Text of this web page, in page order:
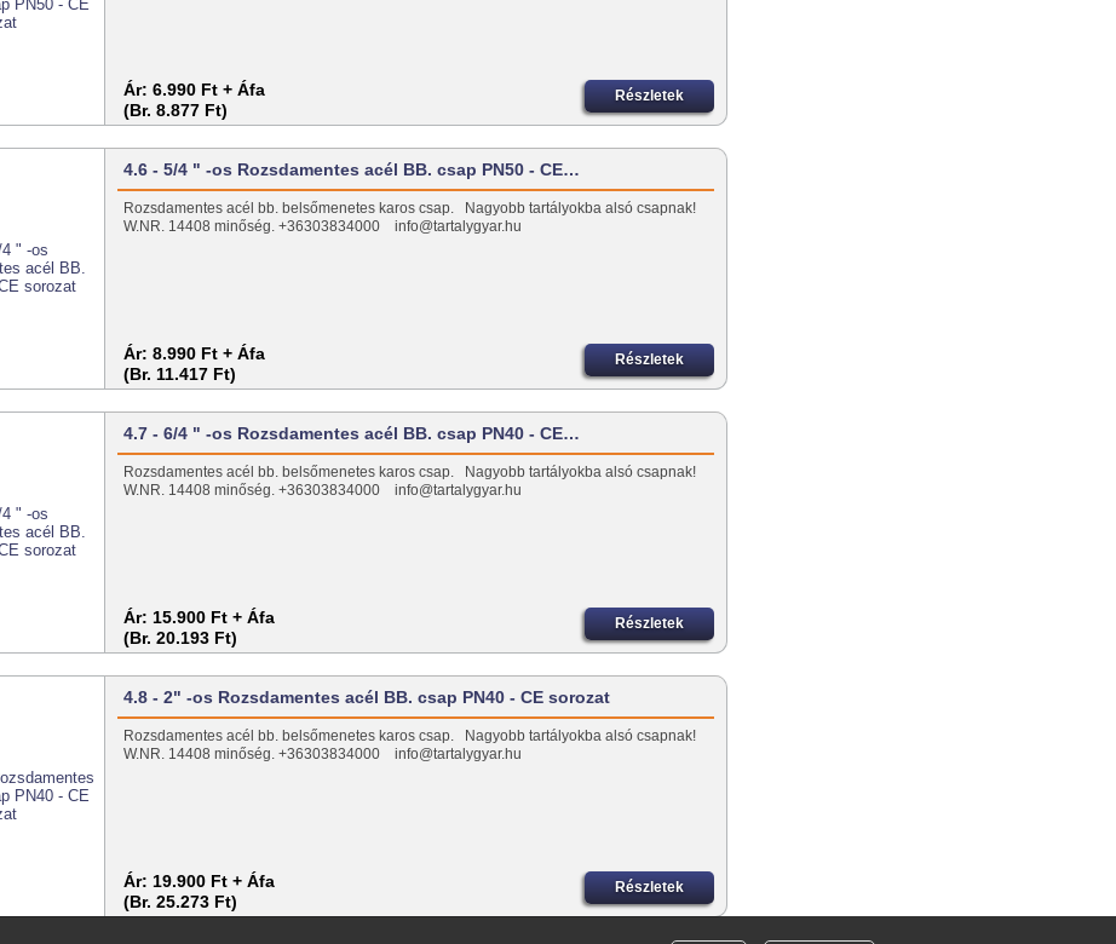
Ár: 6.990 Ft + Áfa
(Br. 8.877 Ft)
Részletek
4.6 - 5/4 " -os Rozsdamentes acél BB. csap PN50 - CE…
Rozsdamentes acél bb. belsőmenetes karos csap. Nagyobb tartályokba alsó csapnak!
W.NR. 14408 minőség. +36303834000 info@tartalygyar.hu
Ár: 8.990 Ft + Áfa
(Br. 11.417 Ft)
Részletek
4.7 - 6/4 " -os Rozsdamentes acél BB. csap PN40 - CE…
Rozsdamentes acél bb. belsőmenetes karos csap. Nagyobb tartályokba alsó csapnak!
W.NR. 14408 minőség. +36303834000 info@tartalygyar.hu
Ár: 15.900 Ft + Áfa
(Br. 20.193 Ft)
Részletek
4.8 - 2" -os Rozsdamentes acél BB. csap PN40 - CE sorozat
Rozsdamentes acél bb. belsőmenetes karos csap. Nagyobb tartályokba alsó csapnak!
W.NR. 14408 minőség. +36303834000 info@tartalygyar.hu
Ár: 19.900 Ft + Áfa
(Br. 25.273 Ft)
Részletek